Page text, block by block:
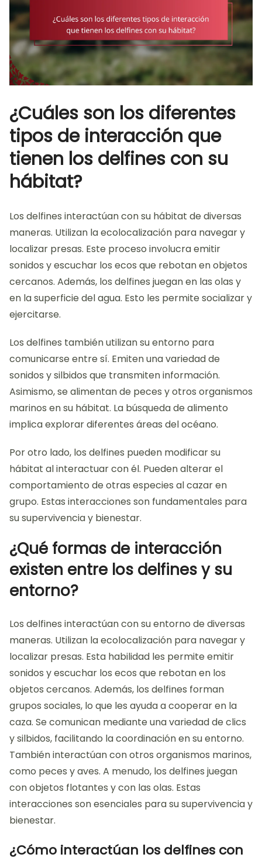
¿Cuáles son los diferentes
tipos de interacción que
tienen los delfines con su
hábitat?
Los delfines interactúan con su hábitat de diversas
maneras. Utilizan la ecolocalización para navegar y
localizar presas. Este proceso involucra emitir
sonidos y escuchar los ecos que rebotan en objetos
cercanos. Además, los delfines juegan en las olas y
en la superficie del agua. Esto les permite socializar y
ejercitarse.
Los delfines también utilizan su entorno para
comunicarse entre sí. Emiten una variedad de
sonidos y silbidos que transmiten información.
Asimismo, se alimentan de peces y otros organismos
marinos en su hábitat. La búsqueda de alimento
implica explorar diferentes áreas del océano.
Por otro lado, los delfines pueden modificar su
hábitat al interactuar con él. Pueden alterar el
comportamiento de otras especies al cazar en
grupo. Estas interacciones son fundamentales para
su supervivencia y bienestar.
¿Qué formas de interacción
existen entre los delfines y su
entorno?
Los delfines interactúan con su entorno de diversas
maneras. Utilizan la ecolocalización para navegar y
localizar presas. Esta habilidad les permite emitir
sonidos y escuchar los ecos que rebotan en los
objetos cercanos. Además, los delfines forman
grupos sociales, lo que les ayuda a cooperar en la
caza. Se comunican mediante una variedad de clics
y silbidos, facilitando la coordinación en su entorno.
También interactúan con otros organismos marinos,
como peces y aves. A menudo, los delfines juegan
con objetos flotantes y con las olas. Estas
interacciones son esenciales para su supervivencia y
bienestar.
¿Cómo interactúan los delfines con